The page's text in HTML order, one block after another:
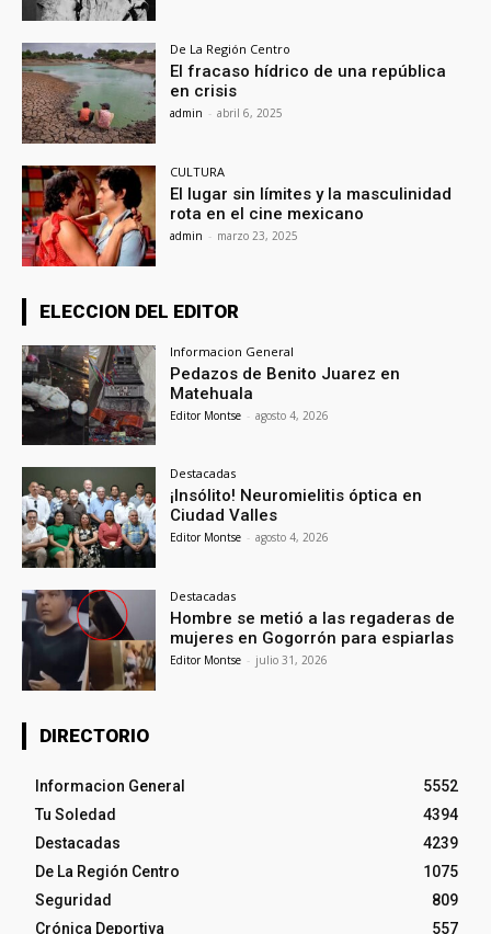
De La Región Centro
El fracaso hídrico de una república
en crisis
admin - abril 6, 2025
CULTURA
El lugar sin límites y la masculinidad
rota en el cine mexicano
admin - marzo 23, 2025
ELECCION DEL EDITOR
Informacion General
Pedazos de Benito Juarez en
Matehuala
Editor Montse - agosto 4, 2026
Destacadas
¡Insólito! Neuromielitis óptica en
Ciudad Valles
Editor Montse - agosto 4, 2026
Destacadas
Hombre se metió a las regaderas de
mujeres en Gogorrón para espiarlas
Editor Montse - julio 31, 2026
DIRECTORIO
Informacion General
5552
Tu Soledad
4394
Destacadas
4239
De La Región Centro
1075
Seguridad
809
Crónica Deportiva
557